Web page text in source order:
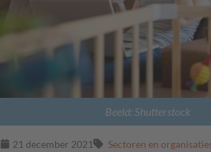
Beeld: Shutterstock
21 december 2021 Sectoren en